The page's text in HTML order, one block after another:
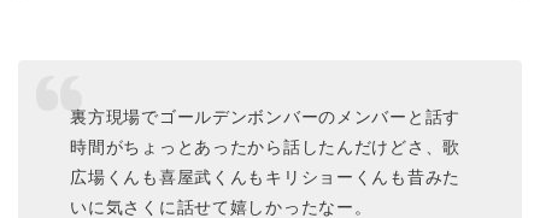
裏方現場でゴールデンボンバーのメンバーと話す
時間がちょっとあったから話したんだけどさ、歌
広場くんも喜屋武くんもキリショーくんも昔みた
いに気さくに話せて嬉しかったなー。